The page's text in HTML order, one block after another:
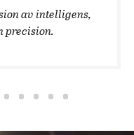
av intelligens,
precision.